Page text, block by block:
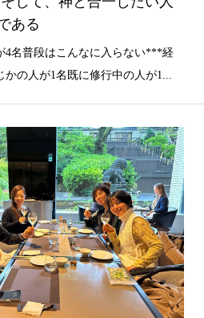
ある
4名普段はこんなに入らない***経
の人が1名既に修行中の人が1...